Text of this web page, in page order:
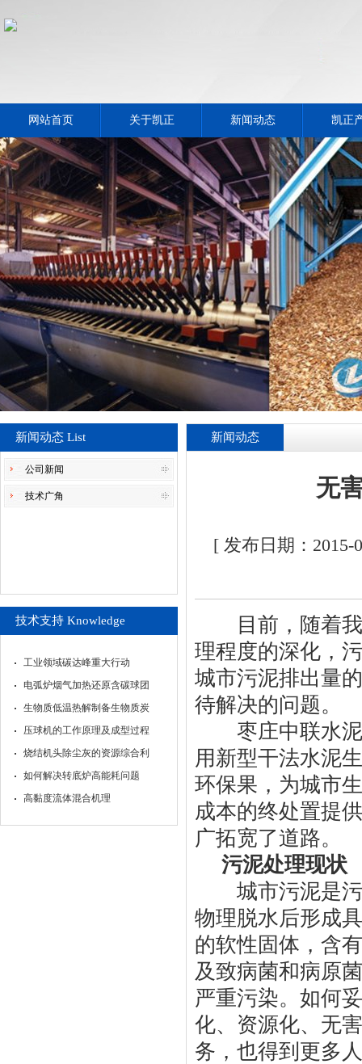
网站首页 关于凯正 新闻动态 凯正
新闻动态 List
公司新闻
技术广角
技术支持 Knowledge
工业领域碳达峰重大行动
电弧炉烟气加热还原含碳球团
生物质低温热解制备生物质炭
压球机的工作原理及成型过程
烧结机头除尘灰的资源综合利
如何解决转底炉高能耗问题
高黏度流体混合机理
新闻动态
无
[ 发布日期：2015-
目前，随着我
理程度的深化，
城市污泥排出量
待解决的问题。
枣庄中联水泥
用新型干法水泥
环保果，为城市
成本的终处置提
广拓宽了道路。
污泥处理现状
城市污泥是污
物理脱水后形成
的软性固体，含
及致病菌和病原
严重污染。如何
化、资源化、无
务，也得到更多